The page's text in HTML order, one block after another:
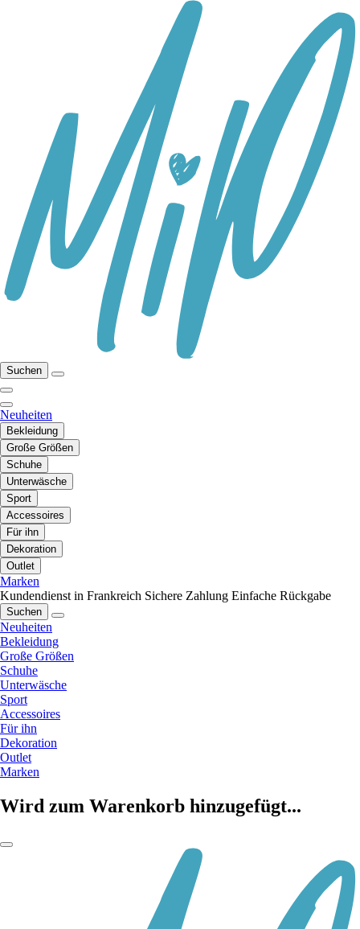
Suchen
Neuheiten
Bekleidung
Große Größen
Schuhe
Unterwäsche
Sport
Accessoires
Für ihn
Dekoration
Outlet
Marken
Kundendienst in Frankreich Sichere Zahlung Einfache Rückgabe
Suchen
Neuheiten
Bekleidung
Große Größen
Schuhe
Unterwäsche
Sport
Accessoires
Für ihn
Dekoration
Outlet
Marken
Wird zum Warenkorb hinzugefügt...